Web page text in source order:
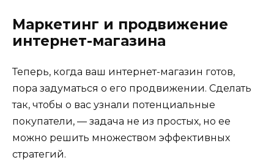
Маркетинг и продвижение
интернет-магазина
Теперь, когда ваш интернет-магазин готов,
пора задуматься о его продвижении. Сделать
так, чтобы о вас узнали потенциальные
покупатели, — задача не из простых, но ее
можно решить множеством эффективных
стратегий.